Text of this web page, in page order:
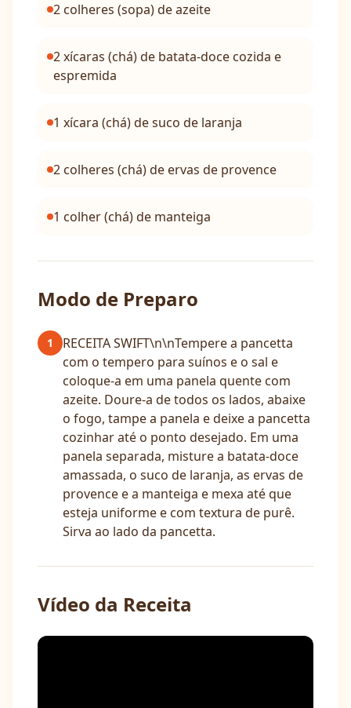
2 colheres (sopa) de azeite
2 xícaras (chá) de batata-doce cozida e
espremida
1 xícara (chá) de suco de laranja
2 colheres (chá) de ervas de provence
1 colher (chá) de manteiga
Modo de Preparo
1
RECEITA SWIFT\n\nTempere a pancetta
com o tempero para suínos e o sal e
coloque-a em uma panela quente com
azeite. Doure-a de todos os lados, abaixe
o fogo, tampe a panela e deixe a pancetta
cozinhar até o ponto desejado. Em uma
panela separada, misture a batata-doce
amassada, o suco de laranja, as ervas de
provence e a manteiga e mexa até que
esteja uniforme e com textura de purê.
Sirva ao lado da pancetta.
Vídeo da Receita